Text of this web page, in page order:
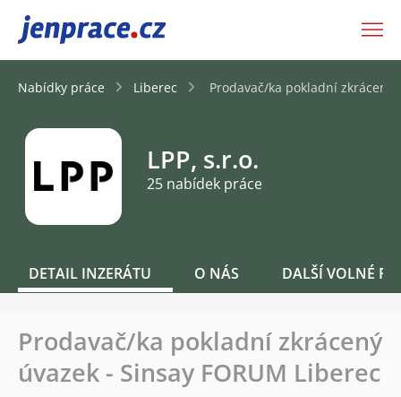
JenPráce.cz
Nabídky práce Liberec Prodavač/ka pokladní zkrácený
LPP, s.r.o.
25 nabídek práce
DETAIL INZERÁTU O NÁS DALŠÍ VOLNÉ
Prodavač/ka pokladní zkrácený
úvazek - Sinsay FORUM Liberec